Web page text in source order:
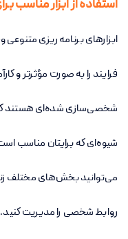
استفاده از ابزار مناسب
ابزارهای برنامه‌ ریزی
فرایند را به صورت مؤثرتر و
شخصی‌سازی شده‌ای هستند که
شیوه‌ای که برایتان مناسب
می‌توانید بخش‌های مختلف
روابط شخصی را مدیریت کنید.